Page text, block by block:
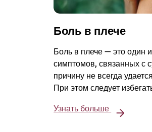
Боль в плече
Боль в плече — это один
симптомов, связанных с
причину не всегда
При этом следует
Узнать больше